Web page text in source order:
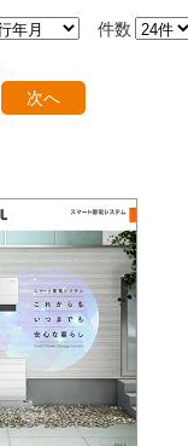
ログ）
アイデア集（29）
（14）
使い方（8）
（2）
1）
件数
次へ